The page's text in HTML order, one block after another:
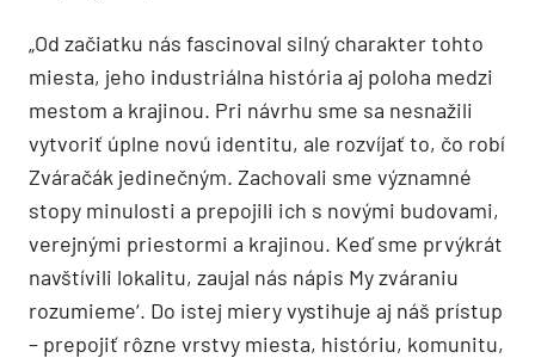
„Od začiatku nás fascinoval silný charakter tohto
miesta, jeho industriálna história aj poloha medzi
mestom a krajinou. Pri návrhu sme sa nesnažili
vytvoriť úplne novú identitu, ale rozvíjať to, čo robí
Zváračák jedinečným. Zachovali sme významné
stopy minulosti a prepojili ich s novými budovami,
verejnými priestormi a krajinou. Keď sme prvýkrát
navštívili lokalitu, zaujal nás nápis My zváraniu
rozumieme‘. Do istej miery vystihuje aj náš prístup
– prepojiť rôzne vrstvy miesta, históriu, komunitu,